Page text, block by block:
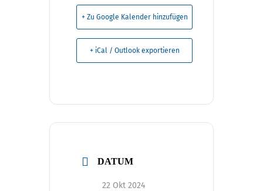
+ Zu Google Kalender hinzufügen
+ iCal / Outlook exportieren
DATUM
22 Okt 2024